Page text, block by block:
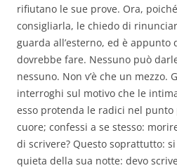
rifiutano le sue prove. Ora,
consigliarla, le chiedo di
guarda all’esterno, ed è appunto
dovrebbe fare. Nessuno può
nessuno. Non v’è che un mezzo.
interroghi sul motivo che le
esso protenda le radici nel
cuore; confessi a se stesso:
di scrivere? Questo soprattutto:
quieta della sua notte: devo